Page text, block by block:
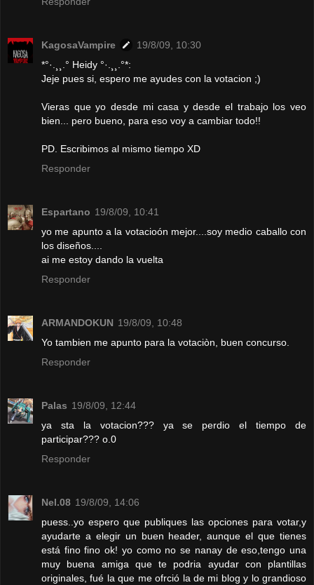
KagosaVampire
19/8/09, 10:30
*°·.¸¸.° Heidy °·.¸¸.°*:
Jeje pues si, espero me ayudes con la votacion ;)
Vieras que yo desde mi casa y desde el trabajo los veo
bien... pero bueno, para eso voy a cambiar todo!!
PD. Escribimos al mismo tiempo XD
Responder
Espartano 19/8/09, 10:41
yo me apunto a la votacioón mejor....soy medio caballo con
los diseños....
ai me estoy dando la vuelta
Responder
ARMANDOKUN 19/8/09, 10:48
Yo tambien me apunto para la votaciòn, buen concurso.
Responder
Palas 19/8/09, 12:44
ya sta la votacion??? ya se perdio el tiempo de
participar??? o.0
Responder
Nel.08 19/8/09, 14:06
puess..yo espero que publiques las opciones para votar,y
ayudarte a elegir un buen header, aunque el que tienes
está fino fino ok! yo como no se nanay de eso,tengo una
muy buena amiga que te podria ayudar con plantillas
originales, fué la que me ofrció la de mi blog y lo grandioso